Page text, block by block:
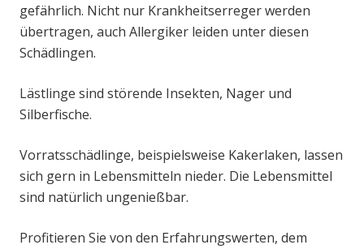
gefährlich. Nicht nur Krankheitserreger werden
übertragen, auch Allergiker leiden unter diesen
Schädlingen.
Lästlinge sind störende Insekten, Nager und
Silberfische.
Vorratsschädlinge, beispielsweise Kakerlaken, lassen
sich gern in Lebensmitteln nieder. Die Lebensmittel
sind natürlich ungenießbar.
Profitieren Sie von den Erfahrungswerten, dem